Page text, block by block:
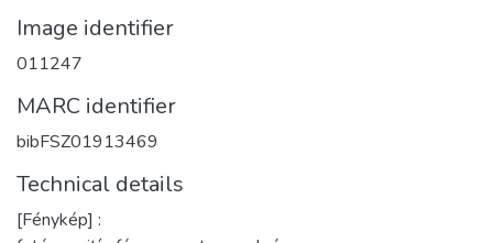
Image identifier
011247
MARC identifier
bibFSZ01913469
Technical details
[Fénykép] :